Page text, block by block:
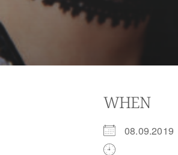
WHEN
08.09.2019